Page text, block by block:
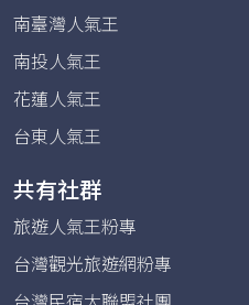
南臺灣人氣王
南投人氣王
花蓮人氣王
台東人氣王
共有社群
旅遊人氣王粉專
台灣觀光旅遊網粉專